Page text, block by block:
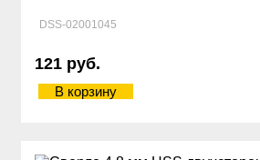
DSS-02001045
121 руб.
В корзину